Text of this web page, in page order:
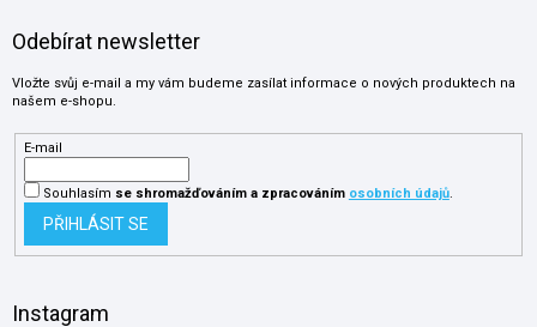
Odebírat newsletter
Vložte svůj e-mail a my vám budeme zasílat informace o nových produktech na
našem e-shopu.
E-mail
Souhlasím se shromažďováníma zpracováním osobních údajů.
PŘIHLÁSIT SE
Instagram